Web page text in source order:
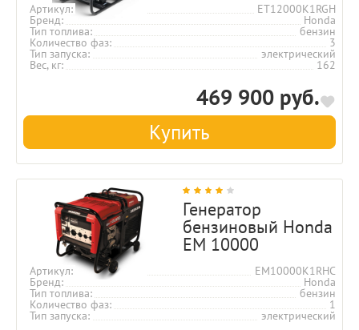
Артикул ET12000K1RGH
Бренд Honda
Тип топлива бензин
Количество фаз 3
Тип запуска электрический
Вес, кг 162
469 900 руб.
Купить
Генератор
бензиновый Honda
EM 10000
Артикул EM10000K1RHC
Бренд Honda
Тип топлива бензин
Количество фаз 1
Тип запуска электрический